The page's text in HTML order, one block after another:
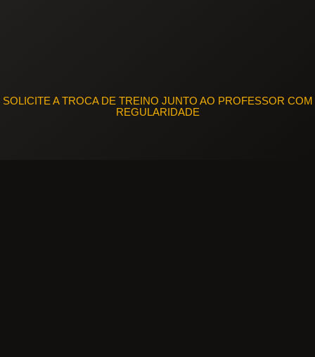
SOLICITE A TROCA DE TREINO JUNTO AO PROFESSOR COM
REGULARIDADE